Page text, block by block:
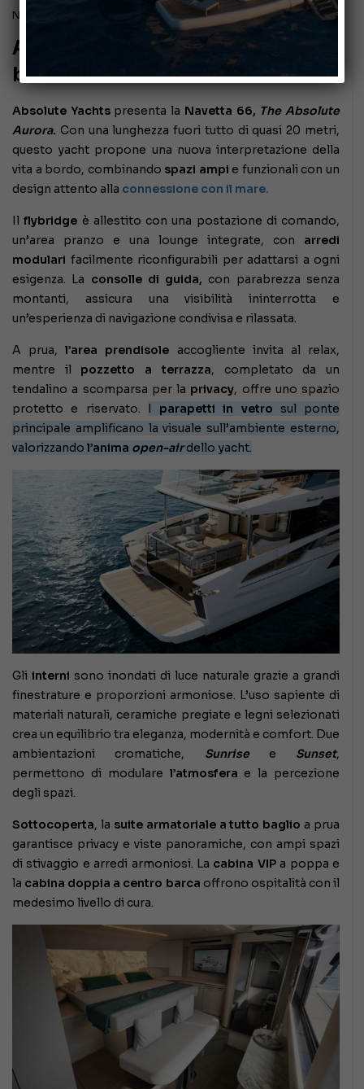
Novembre 30, 2025
Absolute Navetta 66: il mare a
bordo
Absolute Yachtspresenta la Navetta 66, The Absolute
Aurora. Con una lunghezza fuori tutto di quasi 20 metri,
questo yacht propone una nuova interpretazione della
vita a bordo, combinando spazi ampi e funzionali con un
design attento alla connessione con il mare.
Ilflybridge è allestito con una postazione di comando,
un’area pranzo e una lounge integrate, con arredi
modulari facilmente riconfigurabili per adattarsi a ogni
esigenza. La consolle di guida, con parabrezza senza
montanti, assicura una visibilità ininterrotta e
un’esperienza di navigazione condivisa e rilassata.
A prua,l’area prendisole accogliente invita al relax,
mentre il pozzetto a terrazza, completato da un
tendalino a scomparsa per la privacy, offre uno spazio
protetto e riservato. I parapetti in vetro sul ponte
principale amplificano la visuale sull’ambiente esterno,
valorizzando l’anima open-airdello yacht.
Gli interni sono inondati di luce naturale grazie a grandi
finestrature e proporzioni armoniose. L’uso sapiente di
materiali naturali, ceramiche pregiate e legni selezionati
crea un equilibrio tra eleganza, modernità e comfort. Due
ambientazioni cromatiche, Sunrisee Sunset,
permettono di modulare l’atmosfera e la percezione
degli spazi.
Sottocoperta, la suite armatoriale a tutto baglio a prua
garantisce privacy e viste panoramiche, con ampi spazi
di stivaggio e arredi armoniosi. La cabina VIPa poppa e
la cabina doppia a centro barca offrono ospitalità con il
medesimo livello di cura.